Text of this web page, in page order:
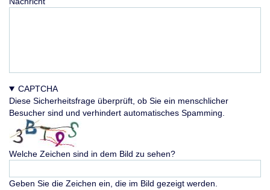
CAPTCHA
Diese Sicherheitsfrage überprüft, ob Sie ein menschlicher
Besucher sind und verhindert automatisches Spamming.
Welche Zeichen sind in dem Bild zu sehen?
Geben Sie die Zeichen ein, die im Bild gezeigt werden.